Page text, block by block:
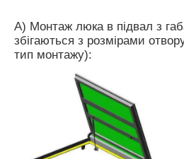
А) Монтаж люка в підвал з
збігаються з розмірами
тип монтажу):